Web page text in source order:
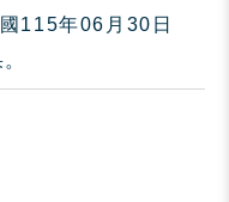
115年06月30日